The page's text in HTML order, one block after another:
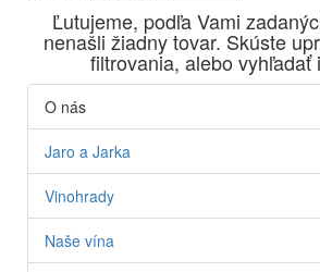
Vyrábame kvalitné odrodové a výberové
priniesli na slovenský trh sólo
odrôd Furmint, Lipovina a Muškát žltý
technológiou. Hrozno spracúvame
technológiami, vrátane riadenej
Ľutujeme, podľa Vami
nenašli žiadny tovar. Skúste
filtrovania, alebo vyhľadať
O nás
Jaro a Jarka
Vinohrady
Naše vína